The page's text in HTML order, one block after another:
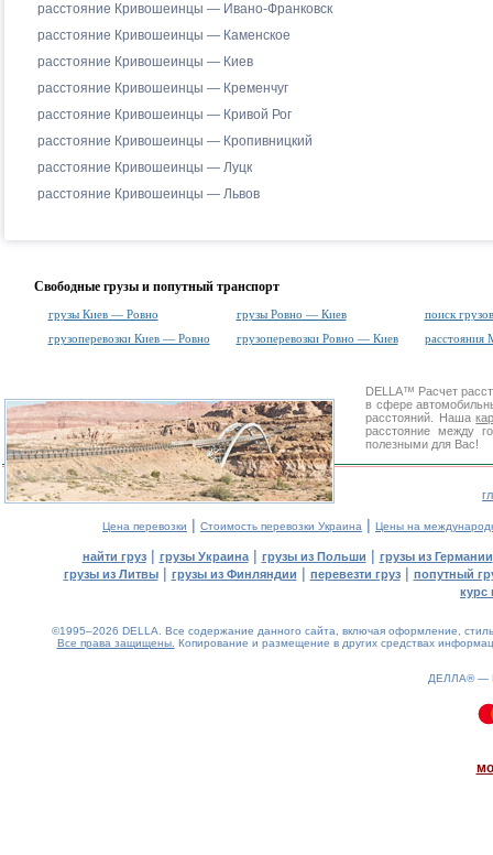
расстояние Кривошеинцы — Ивано-Франковск
расстояние Кривошеинцы — Каменское
расстояние Кривошеинцы — Киев
расстояние Кривошеинцы — Кременчуг
расстояние Кривошеинцы — Кривой Рог
расстояние Кривошеинцы — Кропивницкий
расстояние Кривошеинцы — Луцк
расстояние Кривошеинцы — Львов
Свободные грузы и попутный транспорт
грузы Киев — Ровно грузы Ровно — Киев
поиск грузов
грузоперевозки Киев — Ровно
грузоперевозки Ровно — Киев расстояния
DELLA™ Расчет
в сфере
расстояний. Наша
расстояние между
полезными для Вас!
Цена перевозки | Стоимость перевозки Украина | Цены на
найти груз| грузы Украина| грузы из Польши | грузы из Германии
грузы из Литвы| грузы из Финляндии | перевезти груз| попутный
курс
©1995–2026 DELLA. Все содержание данного сайта, включая оформление,
Все права защищены. Копирование и размещение в других средствах
ДЕЛЛА® —